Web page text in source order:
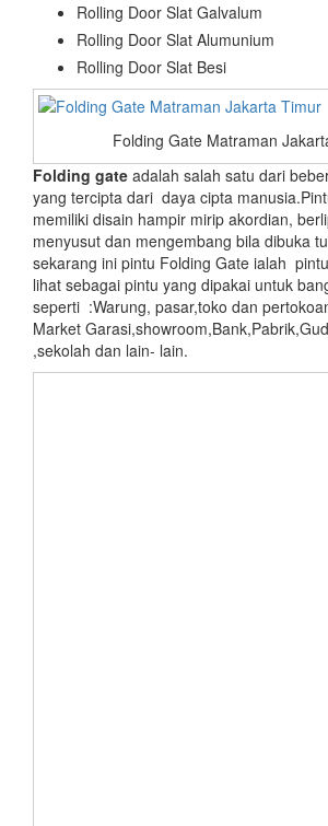
Rolling Door Slat Galvalum
Rolling Door Slat Alumunium
Rolling Door Slat Besi
Folding Gate Matraman
Folding gate adalah salah satu dari
yang tercipta dari daya cipta
memiliki disain hampir mirip akordian,
menyusut dan mengembang bila dibuka
sekarang ini pintu Folding Gate ialah
lihat sebagai pintu yang dipakai untuk
seperti :Warung, pasar,toko dan
Market
,sekolah dan lain- lain.